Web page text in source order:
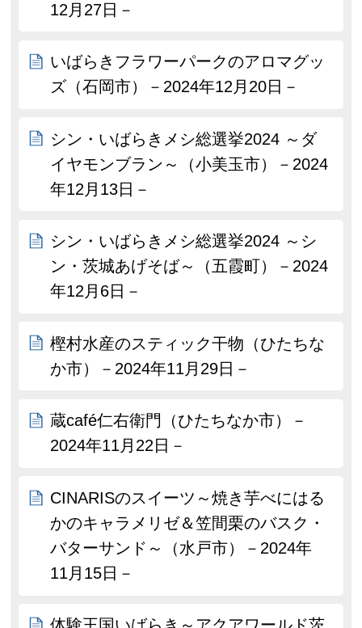
12月27日－
いばらきフラワーパークのアロマグッ
ズ（石岡市）－2024年12月20日－
シン・いばらきメシ総選挙2024 ～ダ
イヤモンブラン～（小美玉市）－2024
年12月13日－
シン・いばらきメシ総選挙2024 ～シ
ン・茨城あげそば～（五霞町）－2024
年12月6日－
樫村水産のスティック干物（ひたちな
か市）－2024年11月29日－
蔵café仁右衛門（ひたちなか市）－
2024年11月22日－
CINARISのスイーツ～焼き芋べにはる
かのキャラメリゼ＆笠間栗のバスク・
バターサンド～（水戸市）－2024年
11月15日－